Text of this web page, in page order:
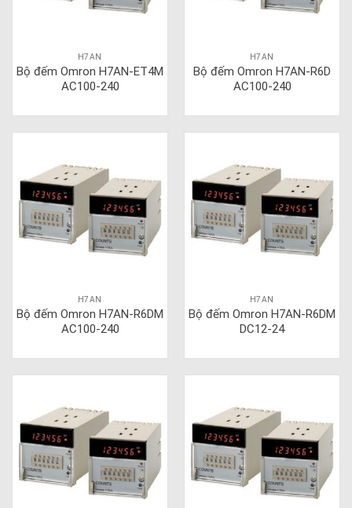
H7AN
Bộ đếm Omron H7AN-ET4M
AC100-240
H7AN
Bộ đếm Omron H7AN-R6D
AC100-240
H7AN
Bộ đếm Omron H7AN-R6DM
AC100-240
H7AN
Bộ đếm Omron H7AN-R6DM
DC12-24